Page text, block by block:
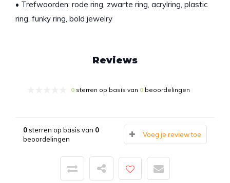
• Trefwoorden: rode ring, zwarte ring, acrylring, plastic
ring, funky ring, bold jewelry
Reviews
0 sterren op basis van 0 beoordelingen
0sterren op basis van 0
beoordelingen
Voeg je review toe